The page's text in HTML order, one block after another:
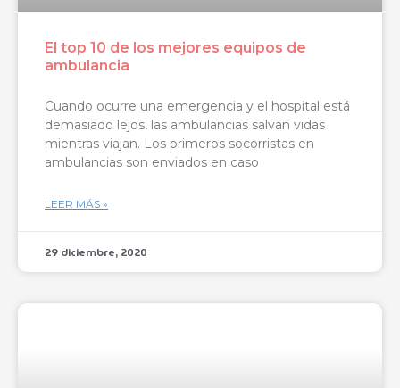
El top 10 de los mejores equipos de
ambulancia
Cuando ocurre una emergencia y el hospital está
demasiado lejos, las ambulancias salvan vidas
mientras viajan. Los primeros socorristas en
ambulancias son enviados en caso
LEER MÁS »
29 diciembre, 2020